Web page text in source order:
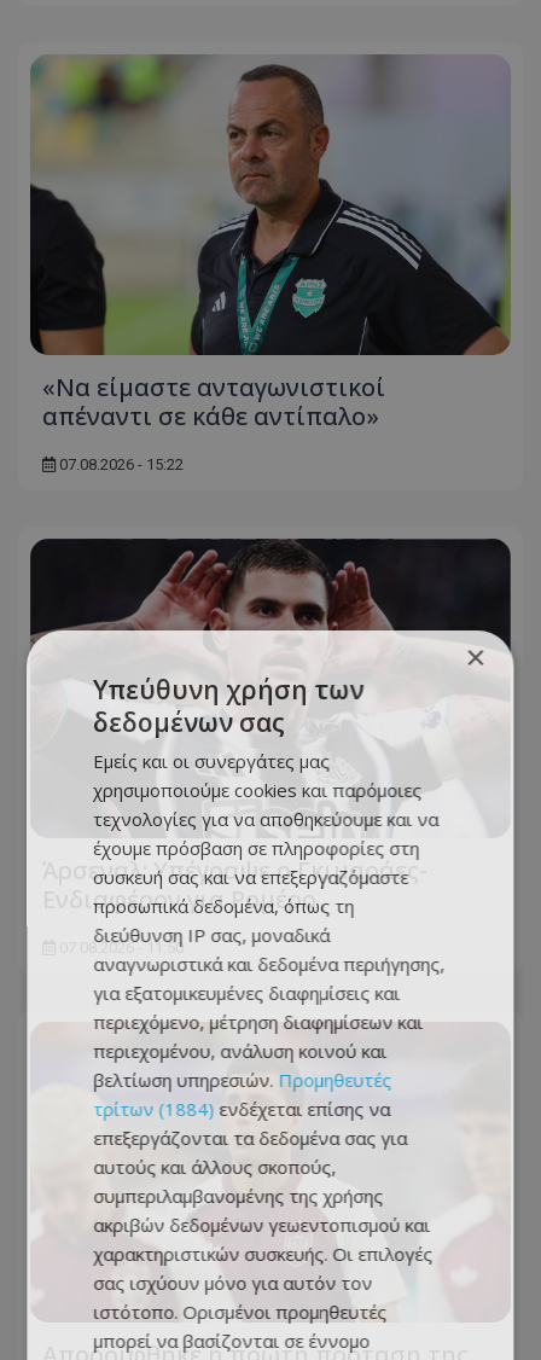
«Να είμαστε ανταγωνιστικοί
απέναντι σε κάθε αντίπαλο»
07.08.2026 - 15:22
Άρσεναλ: Υπέγραψε ο Γκιμαράες-
Ενδιαφέρον για Ρομέρο
07.08.2026 - 11:50
×
Υπεύθυνη χρήση των
δεδομένων σας
Εμείς και οι συνεργάτες μας
χρησιμοποιούμε cookies και παρόμοιες
τεχνολογίες για να αποθηκεύουμε και να
έχουμε πρόσβαση σε πληροφορίες στη
συσκευή σας και να επεξεργαζόμαστε
προσωπικά δεδομένα, όπως τη
διεύθυνση IP σας, μοναδικά
αναγνωριστικά και δεδομένα περιήγησης,
για εξατομικευμένες διαφημίσεις και
περιεχόμενο, μέτρηση διαφημίσεων και
περιεχομένου, ανάλυση κοινού και
βελτίωση υπηρεσιών. Προμηθευτές
τρίτων (1884) ενδέχεται επίσης να
επεξεργάζονται τα δεδομένα σας για
αυτούς και άλλους σκοπούς,
συμπεριλαμβανομένης της χρήσης
ακριβών δεδομένων γεωεντοπισμού και
χαρακτηριστικών συσκευής. Οι επιλογές
σας ισχύουν μόνο για αυτόν τον
ιστότοπο. Ορισμένοι προμηθευτές
μπορεί να βασίζονται σε έννομο